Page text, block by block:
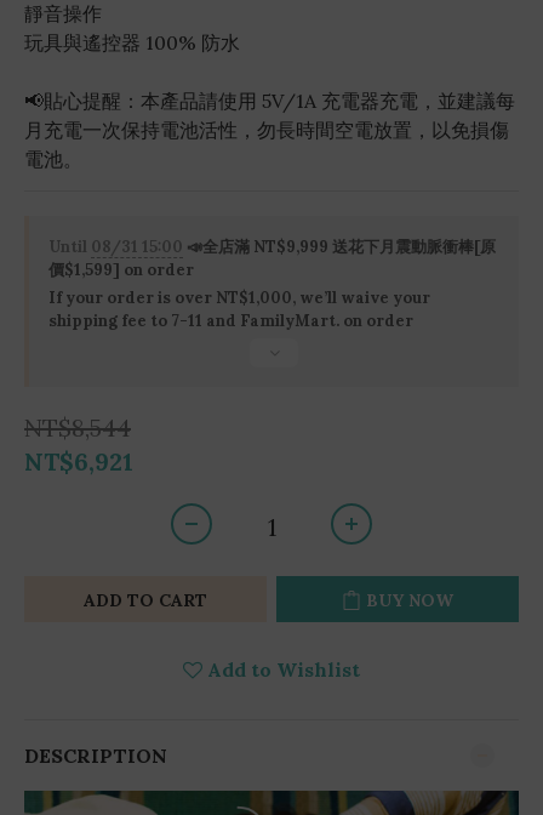
靜音操作
玩具與遙控器 100% 防水
📢貼心提醒：本產品請使用 5V/1A 充電器充電，並建議每
月充電一次保持電池活性，勿長時間空電放置，以免損傷
電池。
Until 08/31 15:00 📣全店滿 NT$9,999 送花下月震動脈衝棒[原
價$1,599] on order
If your order is over NT$1,000, we’ll waive your
shipping fee to 7-11 and FamilyMart. on order
NT$8,544
NT$6,921
ADD TO CART BUY NOW
Add to Wishlist
DESCRIPTION